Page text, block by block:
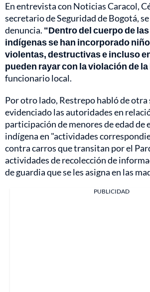
En entrevista con Noticias Caracol,
secretario de Seguridad de Bogotá,
denuncia. "Dentro del cuerpo de
indígenas se han incorporado
violentas, destructivas e incluso
pueden rayar con la violación de
funcionario local.
Por otro lado, Restrepo habló de
evidenciado las autoridades en
participación de menores de edad de
indígena en "actividades
contra carros que transitan por el
actividades de recolección de
de guardia que se les asigna en las
PUBLICIDAD